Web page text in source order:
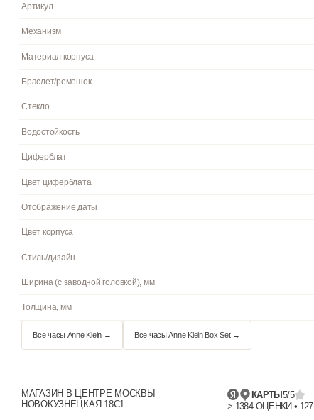
создавая эффектный многослойный образ, так и по
Пол
Гарантия
Страна бренда
Материал корпуса
Браслет/ремешок
Стекло
Водостойкость
Цвет циферблата
Стиль/дизайн
МАГАЗИН В ЦЕНТРЕ МОСКВЫ
НОВОКУЗНЕЦКАЯ 18С1
КАРТЫ5/5